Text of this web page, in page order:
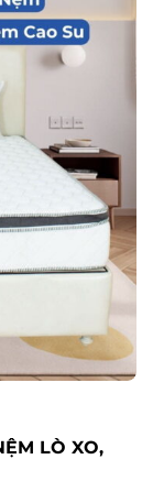
LÒ XO,